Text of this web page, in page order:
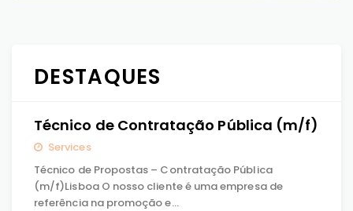
DESTAQUES
Técnico de Contratação Pública (m/f)
Services
Técnico de Propostas – Contratação Pública
(m/f)Lisboa O nosso cliente é uma empresa de
referência na promoção e…